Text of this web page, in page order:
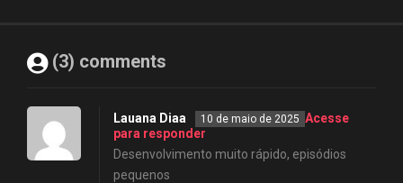
(3) comments
Lauana Diaa 10 de maio de 2025 Acesse
para responder
Desenvolvimento muito rápido, episódios
pequenos